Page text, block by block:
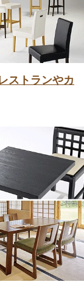
ストランやカ